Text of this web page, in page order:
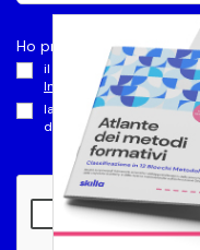
Ho preso visione dell’
il trattamento dei dati
Informativa privacy)
la comunicazione a terzi
di Marketing (paragrafo